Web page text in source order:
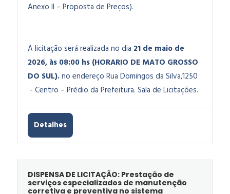
Anexo II – Proposta de Preços).
A licitação será realizada no dia 21 de maio de
2026, às 08:00 hs (HORARIO DE MATO GROSSO
DO SUL).no endereço Rua Domingos da Silva,1250
- Centro – Prédio da Prefeitura. Sala de Licitações.
Detalhes
DISPENSA DE LICITAÇÃO: Prestação de
serviços especializados de manutenção
corretiva e preventiva no sistema